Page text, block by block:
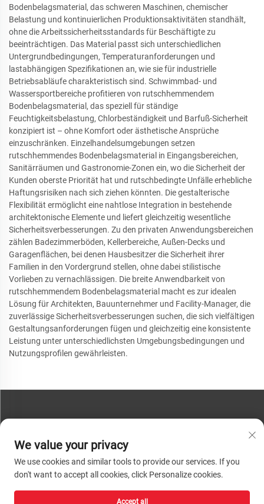
Bodenbelagsmaterial, das schweren Maschinen, chemischer
Belastung und kontinuierlichen Produktionsaktivitäten standhält,
ohne die Arbeitssicherheitsstandards für Beschäftigte zu
beeinträchtigen. Das Material passt sich unterschiedlichen
Untergrundbedingungen, Temperaturanforderungen und
lastabhängigen Spezifikationen an, wie sie für industrielle
Betriebsabläufe charakteristisch sind. Schwimmbad- und
Wassersportbereiche profitieren von rutschhemmendem
Bodenbelagsmaterial, das speziell für ständige
Feuchtigkeitsbelastung, Chlorbeständigkeit und Barfuß-Sicherheit
konzipiert ist – ohne Komfort oder ästhetische Ansprüche
einzuschränken. Einzelhandelsumgebungen setzen
rutschhemmendes Bodenbelagsmaterial in Eingangsbereichen,
Sanitärräumen und Gastronomie-Zonen ein, wo die Sicherheit der
Kunden oberste Priorität hat und rutschbedingte Unfälle erhebliche
Haftungsrisiken nach sich ziehen könnten. Die gestalterische
Flexibilität ermöglicht eine nahtlose Integration in bestehende
architektonische Elemente und liefert gleichzeitig wesentliche
Sicherheitsverbesserungen. Zu den privaten Anwendungsbereichen
zählen Badezimmerböden, Kellerbereiche, Außen-Decks und
Garagenflächen, bei denen Hausbesitzer die Sicherheit ihrer
Familien in den Vordergrund stellen, ohne dabei stilistische
Vorlieben zu vernachlässigen. Die breite Anwendbarkeit von
rutschhemmendem Bodenbelagsmaterial macht es zur idealen
Lösung für Architekten, Bauunternehmer und Facility-Manager, die
zuverlässige Sicherheitsverbesserungen suchen, die sich vielfältigen
Gestaltungsanforderungen fügen und gleichzeitig eine konsistente
Leistung unter unterschiedlichsten Umgebungsbedingungen und
Nutzungsprofilen gewährleisten.
Telefon:+86-13793890209
Tel.:+86-13793890209
We value your privacy
We use cookies and similar tools to provide our services. If you
don't want to accept all cookies, click Personalize cookies.
Accept all